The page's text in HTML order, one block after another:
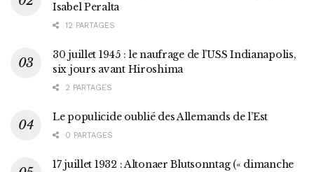
Isabel Peralta
12 PARTAGES
30 juillet 1945 : le naufrage de l’USS Indianapolis,
six jours avant Hiroshima
2 PARTAGES
Le populicide oublié des Allemands de l’Est
0 PARTAGES
17 juillet 1932 : Altonaer Blutsonntag (« dimanche